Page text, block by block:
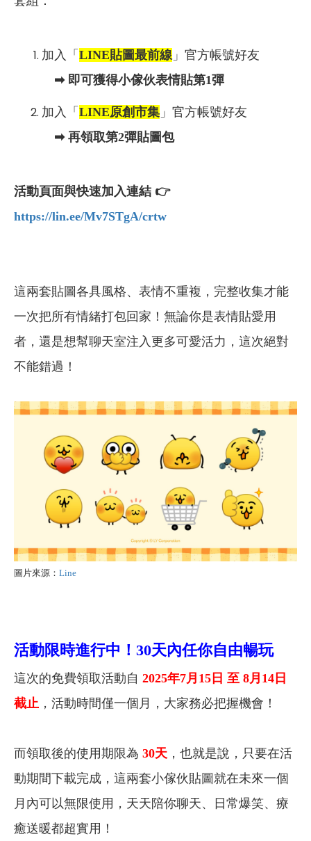
加入「 LINE貼圖最前線」官方帳號好友
➡ 即可獲得小傢伙表情貼第1彈
加入「 LINE原創市集 」官方帳號好友
➡ 再領取第2彈貼圖包
活動頁面與快速加入連結 👉
https://lin.ee/Mv7STgA/crtw
這兩套貼圖各具風格、表情不重複，完整收集才能
一次把所有情緒打包回家！無論你是表情貼愛用
者，還是想幫聊天室注入更多可愛活力，這次絕對
不能錯過！
圖片來源： Line
活動限時進行中！30天內任你自由暢玩
這次的免費領取活動自 2025年7月15日 至 8月14日
截止 ，活動時間僅一個月，大家務必把握機會！
而領取後的使用期限為 30天 ，也就是說，只要在活
動期間下載完成，這兩套小傢伙貼圖就在未來一個
月內可以無限使用，天天陪你聊天、日常爆笑、療
癒送暖都超實用！